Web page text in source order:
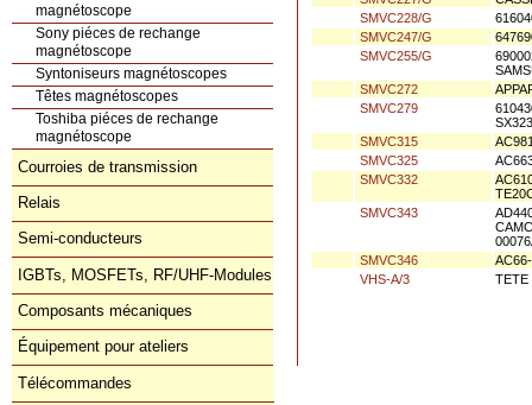
magnétoscope
Sony piéces de rechange
magnétoscope
Syntoniseurs magnétoscopes
Têtes magnétoscopes
Toshiba piéces de rechange
magnétoscope
Courroies de transmission
Relais
Semi-conducteurs
IGBTs, MOSFETs, RF/UHF-Modules
Composants mécaniques
Équipement pour ateliers
Télécommandes
SMVC228/G
SMVC247/G
SMVC255/G
SMVC272
SMVC279
SMVC315
SMVC325
SMVC332
SMVC343
SMVC346
VHS-A/3
TETE